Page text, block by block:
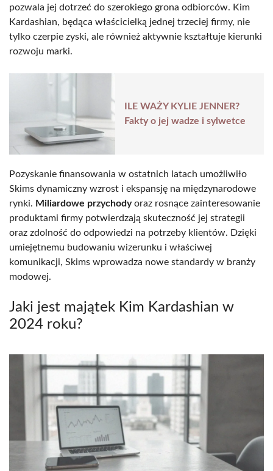
pozwala jej dotrzeć do szerokiego grona odbiorców. Kim
Kardashian, będąca właścicielką jednej trzeciej firmy, nie
tylko czerpie zyski, ale również aktywnie kształtuje kierunki
rozwoju marki.
ILE WAŻY KYLIE JENNER?
Fakty o jej wadze i sylwetce
Pozyskanie finansowania w ostatnich latach umożliwiło
Skims dynamiczny wzrost i ekspansję na międzynarodowe
rynki. Miliardowe przychodyoraz rosnące zainteresowanie
produktami firmy potwierdzają skuteczność jej strategii
oraz zdolność do odpowiedzi na potrzeby klientów. Dzięki
umiejętnemu budowaniu wizerunku i właściwej
komunikacji, Skims wprowadza nowe standardy w branży
modowej.
Jaki jest majątek Kim Kardashian w
2024 roku?